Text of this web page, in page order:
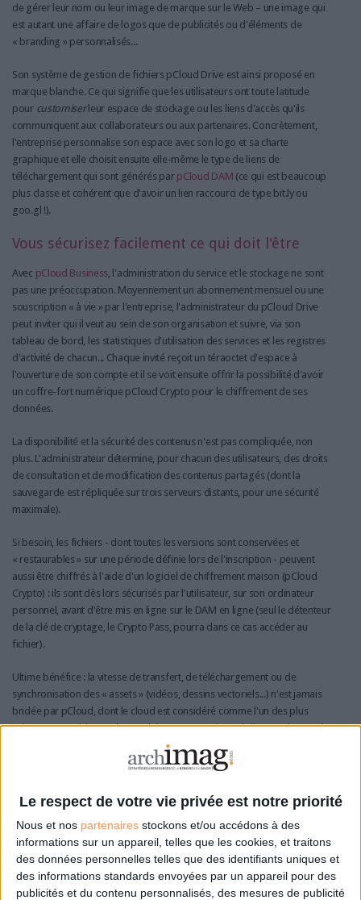
Le respect de votre vie privée est notre priorité
Nous et nos partenaires stockons et/ou accédons à des
informations sur un appareil, telles que les cookies, et traitons
des données personnelles telles que des identifiants uniques et
des informations standards envoyées par un appareil pour des
publicités et du contenu personnalisés, des mesures de publicité
de gérer leur nom ou leur image de marque sur le Web – une image qui
est autant une affaire de logos que de publicités ou d'éléments de
« branding » personnalisés...
Son système de gestion de fichiers pCloud Drive est ainsi proposé en
marque blanche. Ce qui signifie que les utilisateurs ont toute latitude
pour customiserleur espace de stockage ou les liens d'accès qu'ils
communiquent aux collaborateurs ou aux partenaires. Concrètement,
l'entreprise personnalise son espace avec son logo et sa charte
graphique et elle choisit ensuite elle-même le type de liens de
téléchargement qui sont générés par pCloud DAM (ce qui est beaucoup
plus classe et cohérent que d'avoir un lien raccourci de type bit.ly ou
goo.gl !).
Vous sécurisez facilement ce qui doit l'être
Avec pCloud Business , l'administration du service et le stockage ne sont
pas une préoccupation. Moyennement un abonnement mensuel ou une
souscription « à vie » par l'entreprise, l'administrateur du pCloud Drive
peut inviter qui il veut au sein de son organisation et suivre, via son
tableau de bord, les statistiques d'utilisation des services et les registres
d'activité de chacun... Chaque invité reçoit un téraoctet d'espace à
l'ouverture de son compte et il se voit ensuite offrir la possibilité d'avoir
un coffre-fort numérique pCloud Crypto pour le chiffrement de ses
données.
La disponibilité et la sécurité des contenus n'est pas compliquée, non
plus. L'administrateur détermine, pour chacun des utilisateurs, des droits
de consultation et de modification des contenus partagés (dont la
sauvegarde est répliquée sur trois serveurs distants, pour une sécurité
maximale).
Si besoin, les fichiers - dont toutes les versions sont conservées et
« restaurables » sur une période définie lors de l'inscription - peuvent
aussi être chiffrés à l'aide d'un logiciel de chiffrement maison (pCloud
Crypto) : ils sont dès lors sécurisés par l'utilisateur, sur son ordinateur
personnel, avant d'être mis en ligne sur le DAM en ligne (seul le détenteur
de la clé de cryptage, le Crypto Pass, pourra dans ce cas accéder au
fichier).
Ultime bénéfice : la vitesse de transfert, de téléchargement ou de
synchronisation des « assets » (vidéos, dessins vectoriels...) n'est jamais
bridée par pCloud, dont le cloud est considéré comme l'un des plus
robustes et rapides sur le marché. Une entreprise qui dispose d'un accès
internet très haut débit utilise pCloud en très haut débit. Son pCloud Drive
est comparable à un disque réseau dont le contenu est à chaque
Pour tester gratuitement pCloud Drive pendant 30 jours :
https://pages.pcloud.com/business_fr/
Tunio Zafer
PDG de pCloud AG